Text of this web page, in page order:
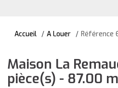
Accueil A Louer Référence
Maison La
pièce(s) - 87.00